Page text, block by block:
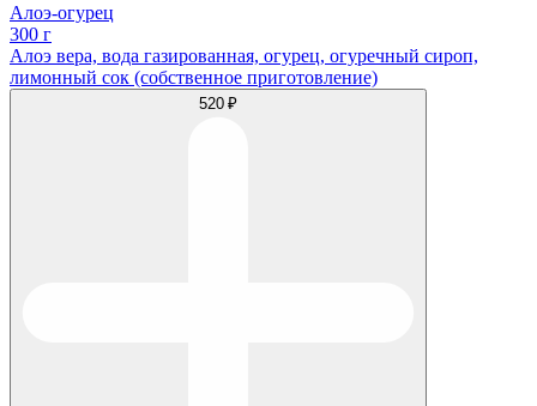
Алоэ-огурец
300 г
Алоэ вера, вода газированная, огурец, огуречный сироп,
лимонный сок (собственное приготовление)
520 ₽